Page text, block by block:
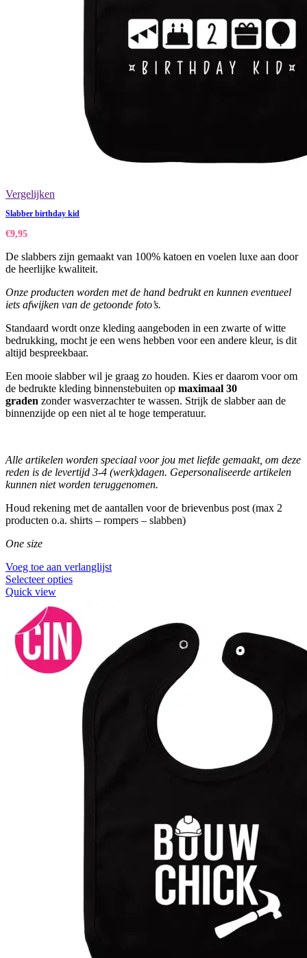
Vergelijken
Slabber birthday kid
€9,95
De slabbers zijn gemaakt van 100% katoen en voelen luxe aan door
de heerlijke kwaliteit.
Onze producten worden met de hand bedrukt en kunnen eventueel
iets afwijken van de getoonde foto’s.
Standaard wordt onze kleding aangeboden in een zwarte of witte
bedrukking, mocht je een wens hebben voor een andere kleur, is dit
altijd bespreekbaar.
Een mooie slabber wil je graag zo houden. Kies er daarom voor om
de bedrukte kleding binnenstebuiten op maximaal 30
graden zonder wasverzachter te wassen. Strijk de slabber aan de
binnenzijde op een niet al te hoge temperatuur.
Alle artikelen worden speciaal voor jou met liefde gemaakt, om deze
reden is de levertijd 3-4 (werk)dagen. Gepersonaliseerde artikelen
kunnen niet worden teruggenomen.
Houd rekening met de aantallen voor de brievenbus post (max 2
producten o.a. shirts – rompers – slabben)
One size
Voeg toe aan verlanglijst
Selecteer opties
Quick view